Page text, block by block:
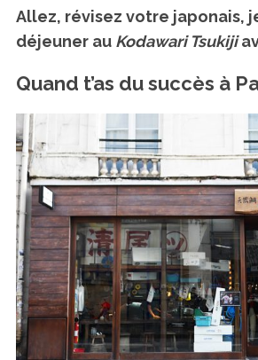
Allez, révisez votre japonais,
déjeuner au Kodawari Tsukiji
Quand t’as du succès à